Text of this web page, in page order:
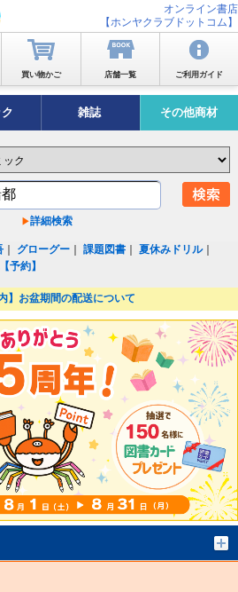
オンライン書店
【ホンヤクラブドットコム】
買い物かご 店舗一覧 ご利用ガイド
雑誌 その他商材
詳細検索
グローグー ｜課題図書 ｜夏休みドリル｜
予約】
】お盆期間の配送について